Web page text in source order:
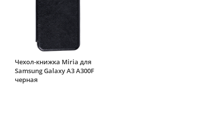
Чехол-книжка Miria для
Samsung Galaxy A3 A300F
черная